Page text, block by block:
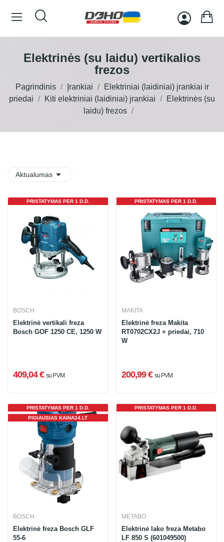
Elektrinės (su laidu) vertikalios
frezos
Pagrindinis Įrankiai
Elektriniai (laidiniai) įrankiai ir
priedai
Kiti elektriniai (laidiniai) įrankiai
Elektrinės (su
laidu) frezos
Aktualumas 
PRISTATYMAS PER 1 D.D.
BOSCH
Elektrinė vertikali freza
Bosch GOF 1250 CE, 1250 W
409,04 € su PVM
PRISTATYMAS PER 1 D.D.
MAKITA
Elektrinė freza Makita
RT0702CX2J + priedai, 710
W
200,99 € su PVM
PIGIAUSIAS KAINA24.LT
PRISTATYMAS PER 1 D.D.
BOSCH
Elektrinė freza Bosch GLF
55-6
PRISTATYMAS PER 1 D.D.
METABO
Elektrinė lako freza Metabo
LF 850 S (601049500)